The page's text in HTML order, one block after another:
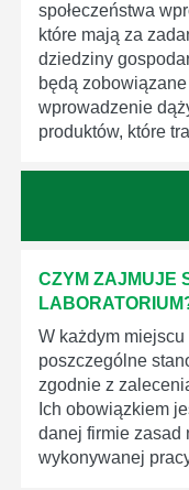
społeczeństwa
które mają za
dziedziny
będą
wprowadzenie
produktów, które
CZYM ZAJMUJE
W każdym
poszczególne
zgodnie z
Ich obowiązkiem
danej firmie zasad
wykonywanej